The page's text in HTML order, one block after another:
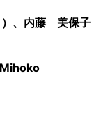
、内藤 美保子